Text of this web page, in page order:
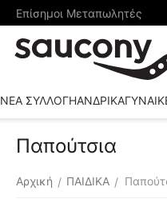
Επίσημοι Μεταπωλητές
ΝΕΑ ΣΥΛΛΟΓΗΑΝΔΡΙΚΑ
Παπούτσια
Αρχική / ΠΑΙΔΙΚΑ /